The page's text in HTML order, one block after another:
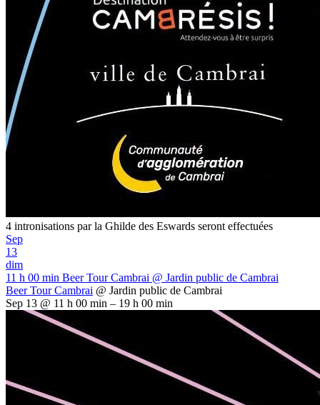
4 intronisations par la Ghilde des Eswards seront effectuées
Sep
13
dim
11 h 00 min Beer Tour Cambrai @ Jardin public de Cambrai
Beer Tour Cambrai @ Jardin public de Cambrai
Sep 13 @ 11 h 00 min – 19 h 00 min